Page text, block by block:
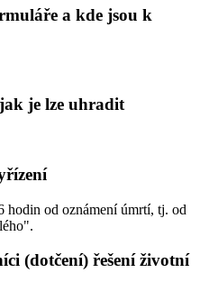
a kde jsou k
je lze uhradit
hodin od oznámení úmrtí, tj. od
(dotčení) řešení životní